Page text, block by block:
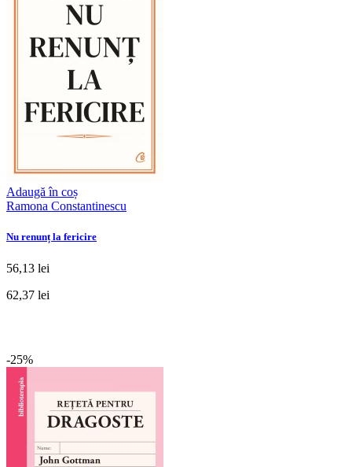
Adaugă în coș
Ramona Constantinescu
Nu renunț la fericire
56,13 lei
62,37 lei
-25%